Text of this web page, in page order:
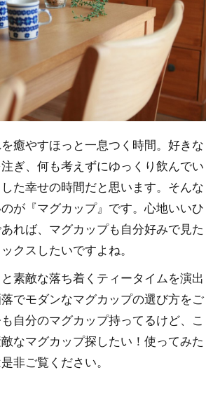
癒やすほっと一息つく時間。好きな
ぎ、何も考えずにゆっくり飲んでい
た幸せの時間だと思います。そんな
が『マグカップ』です。心地いいひ
れば、マグカップも自分好みで見た
クスしたいですよね。
素敵な落ち着くティータイムを演出
でモダンなマグカップの選び方をご
自分のマグカップ持ってるけど、こ
なマグカップ探したい！使ってみた
非ご覧ください。